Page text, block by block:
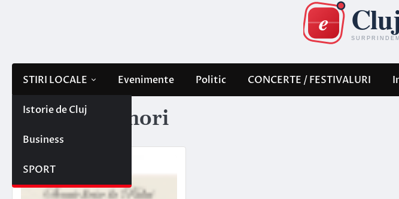
STIRI LOCALE
Istorie de Cluj
Business
SPORT
Evenimente Politic CONCERTE / FESTIVALURI
Etichetă: tenori